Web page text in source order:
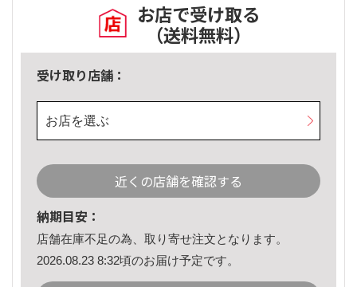
お店で受け取る
（送料無料）
受け取り店舗：
お店を選ぶ
近くの店舗を確認する
納期目安：
店舗在庫不足の為、取り寄せ注文となります。
2026.08.23 8:32頃のお届け予定です。